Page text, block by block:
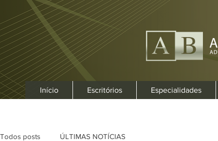
Início Escritórios Especialidades
Todos posts ÚLTIMAS NOTÍCIAS